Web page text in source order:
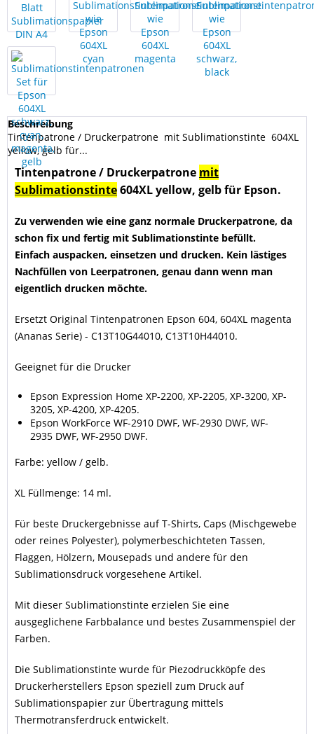
Beschreibung
Tintenpatrone / Druckerpatrone mit Sublimationstinte 604XL
yellow, gelb für...
Tintenpatrone / Druckerpatrone mit
Sublimationstinte604XL yellow, gelb für Epson.
Zu verwenden wie eine ganz normale Druckerpatrone, da
schon fix und fertig mit Sublimationstinte befüllt.
Einfach auspacken, einsetzen und drucken. Kein lästiges
Nachfüllen von Leerpatronen, genau dann wenn man
eigentlich drucken möchte.
Ersetzt Original Tintenpatronen Epson 604, 604XL magenta
(Ananas Serie) - C13T10G44010, C13T10H44010.
Geeignet für die Drucker
Epson Expression Home XP-2200, XP-2205, XP-3200, XP-
3205, XP-4200, XP-4205.
Epson WorkForce WF-2910 DWF, WF-2930 DWF, WF-
2935 DWF, WF-2950 DWF.
Farbe: yellow / gelb.
XL Füllmenge: 14 ml.
Für beste Druckergebnisse auf T-Shirts, Caps (Mischgewebe
oder reines Polyester), polymerbeschichteten Tassen,
Flaggen, Hölzern, Mousepads und andere für den
Sublimationsdruck vorgesehene Artikel.
Mit dieser Sublimationstinte erzielen Sie eine
ausgeglichene Farbbalance und bestes Zusammenspiel der
Farben.
Die Sublimationstinte wurde für Piezodruckköpfe des
Druckerherstellers Epson speziell zum Druck auf
Sublimationspapier zur Übertragung mittels
Thermotransferdruck entwickelt.